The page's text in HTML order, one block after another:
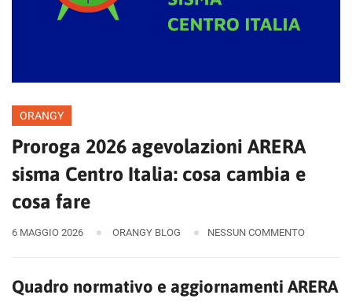
ORANGY
Proroga 2026 agevolazioni ARERA
sisma Centro Italia: cosa cambia e
cosa fare
6 MAGGIO 2026 ORANGY BLOG NESSUN COMMENTO
Quadro normativo e aggiornamenti ARERA